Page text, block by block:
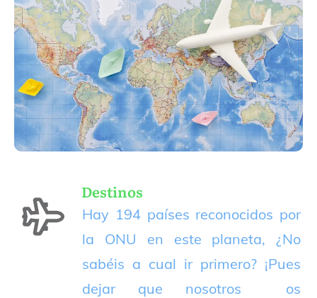
Destinos
Hay 194 países reconocidos por
la ONU en este planeta, ¿No
sabéis a cual ir primero? ¡Pues
dejar que nosotros os